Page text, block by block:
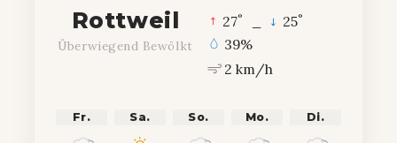
Rottweil
Überwiegend Bewölkt
27° 25°
39%
2 km/h
Fr. Sa. So. Mo. Di.